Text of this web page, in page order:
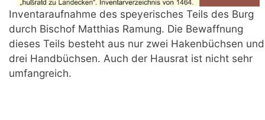
Inventaraufnahme des speyerisches Teils des Burg
durch Bischof Matthias Ramung. Die Bewaffnung
dieses Teils besteht aus nur zwei Hakenbüchsen und
drei Handbüchsen. Auch der Hausrat ist nicht sehr
umfangreich.